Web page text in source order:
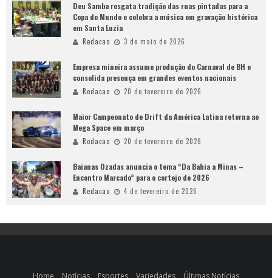
Deu Samba resgata tradição das ruas pintadas para a
Copa do Mundo e celebra a música em gravação histórica
em Santa Luzia
Redacao 3 de maio de 2026
Empresa mineira assume produção do Carnaval de BH e
consolida presença em grandes eventos nacionais
Redacao 20 de fevereiro de 2026
Maior Campeonato de Drift da América Latina retorna ao
Mega Space em março
Redacao 20 de fevereiro de 2026
Baianas Ozadas anuncia o tema “Da Bahia a Minas –
Encontro Marcado” para o cortejo de 2026
Redacao 4 de fevereiro de 2026